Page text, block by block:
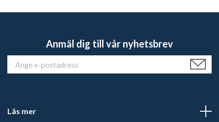
Anmäl dig till vår nyhetsbrev
Läs mer